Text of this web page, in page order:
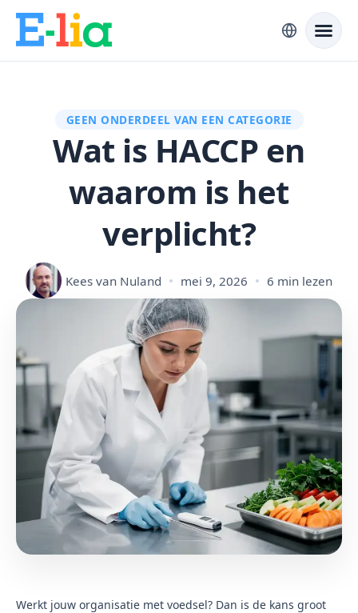
GEEN ONDERDEEL VAN EEN CATEGORIE
Wat is HACCP en
waarom is het
verplicht?
Kees van Nuland mei 9, 2026 6 min lezen
Werkt jouw organisatie met voedsel? Dan is de kans groot